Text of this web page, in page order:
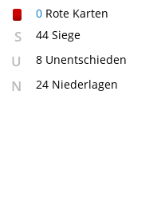
0Rote Karten
S 44 Siege
U 8 Unentschieden
N 24 Niederlagen